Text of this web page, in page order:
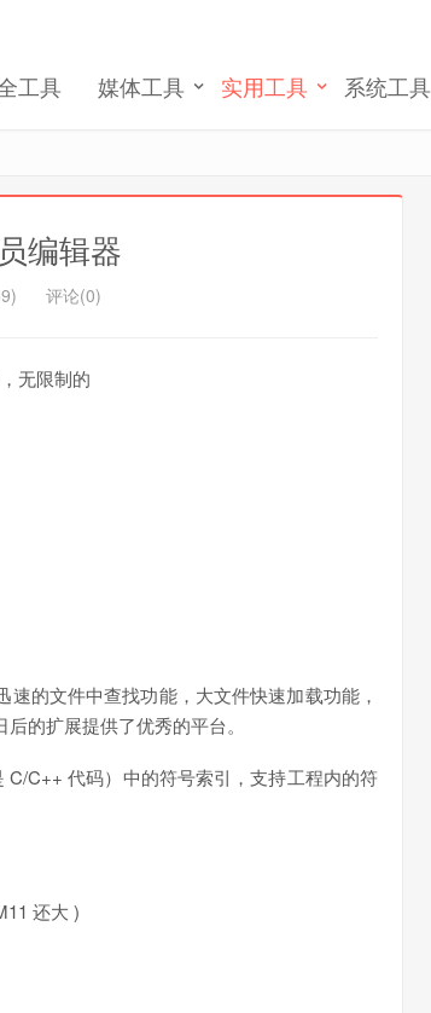
工具 媒体工具 实用工具 系统工具
编辑器
评论(0)
无限制的
的文件中查找功能，大文件快速加载功能，
的扩展提供了优秀的平台。
C++ 代码）中的符号索引，支持工程内的符
还大 )
的登录 忘记密码 ?